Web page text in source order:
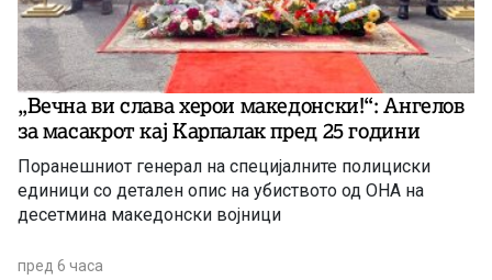
„Вечна ви слава херои македонски!“: Ангелов
за масакрот кај Карпалак пред 25 години
Поранешниот генерал на специјалните полициски
единици со детален опис на убиството од ОНА на
десетмина македонски војници
пред 6 часа